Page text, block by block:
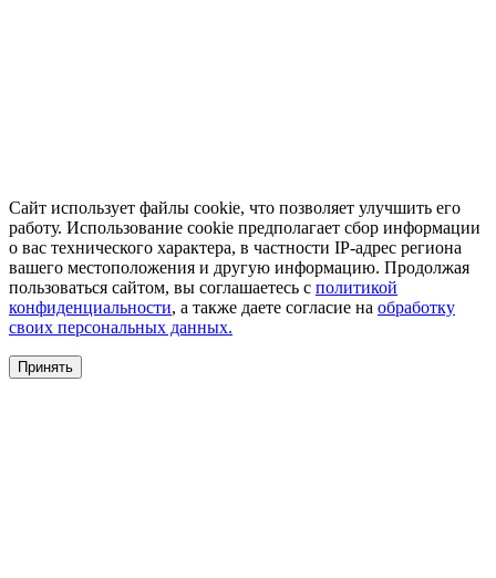
Сайт использует файлы cookie, что позволяет улучшить его
работу. Использование cookie предполагает сбор информации
о вас технического характера, в частности IP-адрес региона
вашего местоположения и другую информацию. Продолжая
пользоваться сайтом, вы соглашаетесь с политикой
конфиденциальности, а также даете согласие на обработку
своих персональных данных.
Принять